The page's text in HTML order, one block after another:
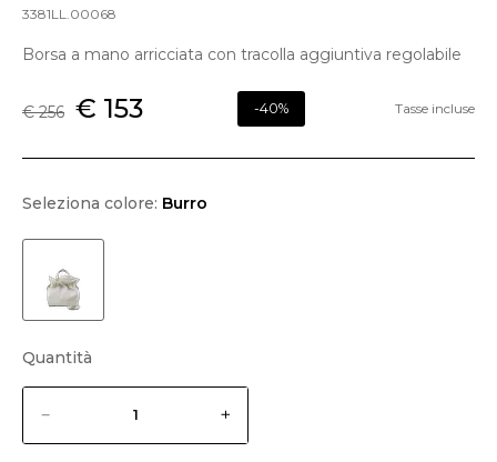
3381LL.00068
Borsa a mano arricciata con tracolla aggiuntiva regolabile
€ 256 € 153 -40% Tasse incluse
Seleziona colore: Burro
Quantità